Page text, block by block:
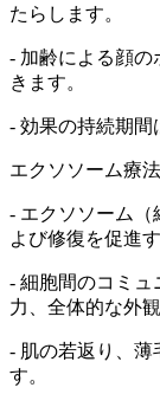
たらします。
- 加齢による顔の
きます。
- 効果の持続期間
エクソソーム療法
- エクソソーム（
よび修復を促進
- 細胞間のコミュ
力、全体的な外
- 肌の若返り、薄
す。